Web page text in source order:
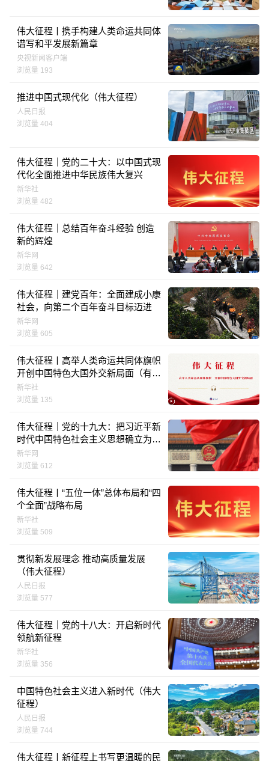
伟大征程丨携手构建人类命运共同体
谱写和平发展新篇章
央视新闻客户端
浏览量 193
推进中国式现代化（伟大征程）
人民日报
浏览量 404
伟大征程｜党的二十大：以中国式现
代化全面推进中华民族伟大复兴
新华社
浏览量 482
伟大征程｜总结百年奋斗经验 创造
新的辉煌
新华网
浏览量 642
伟大征程｜建党百年：全面建成小康
社会，向第二个百年奋斗目标迈进
新华网
浏览量 605
伟大征程丨高举人类命运共同体旗帜
开创中国特色大国外交新局面（有声
版）
新华社
浏览量 135
伟大征程｜党的十九大：把习近平新
时代中国特色社会主义思想确立为党
的指导思想写在党的旗帜上
新华网
浏览量 612
伟大征程丨“五位一体”总体布局和“四
个全面”战略布局
新华社
浏览量 509
贯彻新发展理念 推动高质量发展
（伟大征程）
人民日报
浏览量 577
伟大征程｜党的十八大：开启新时代
领航新征程
新华社
浏览量 356
中国特色社会主义进入新时代（伟大
征程）
人民日报
浏览量 744
伟大征程丨新征程上书写更温暖的民